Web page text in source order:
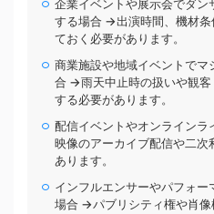
企業イベントや展示会でダン
する場合 →出演時間、機材条
ておく必要があります。
商業施設や地域イベントで
合 →雨天中止時の扱いや観
する必要があります。
配信イベントやオンライン
映像のアーカイブ配信や二
あります。
インフルエンサーやパフォ
場合 →パブリシティ権や肖像